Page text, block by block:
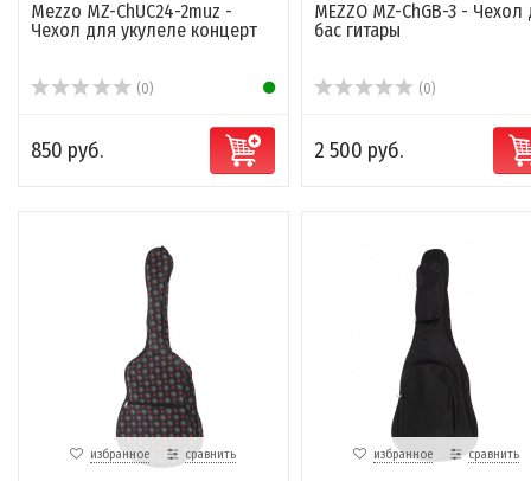
Mezzo MZ-ChUC24-2muz -
Чехол для укулеле концерт
(0)
850 руб.
MEZZO MZ-ChGB-3 - Чехол
бас гитары
(0)
2 500 руб.
избранное сравнить избранное сравнить